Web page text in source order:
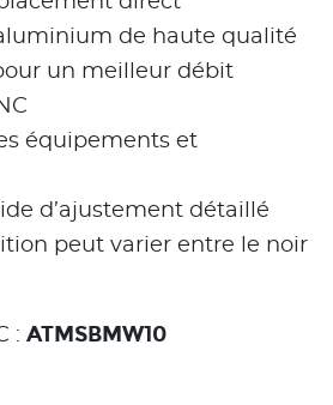
de haute qualité
un meilleur débit
équipements et
d’ajustement détaillé
peut varier entre le noir
: ATMSBMW10